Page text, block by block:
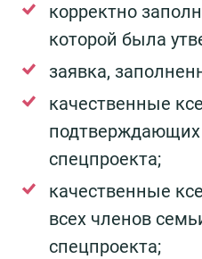
корректно
которой была
заявка,
качественные
подтверждающих
спецпроекта;
качественные
всех членов
спецпроекта;